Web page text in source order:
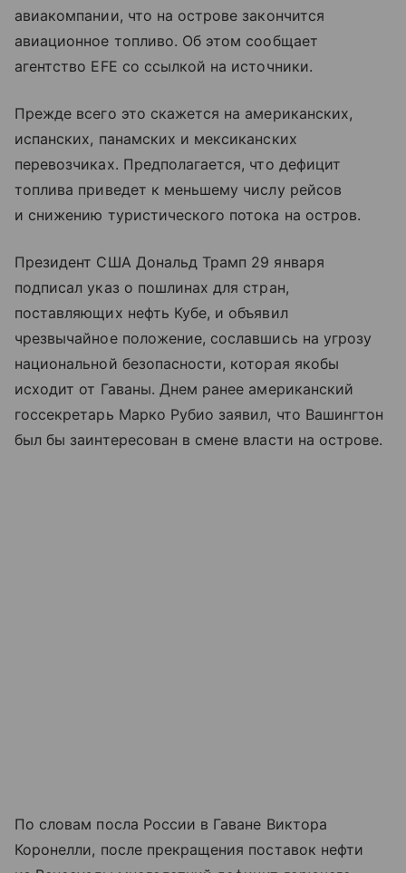
авиакомпании, что на острове закончится
авиационное топливо. Об этом сообщает
агентство EFE со ссылкой на источники.
Прежде всего это скажется на американских,
испанских, панамских и мексиканских
перевозчиках. Предполагается, что дефицит
топлива приведет к меньшему числу рейсов
и снижению туристического потока на остров.
Президент США Дональд Трамп 29 января
подписал указ о пошлинах для стран,
поставляющих нефть Кубе, и объявил
чрезвычайное положение, сославшись на угрозу
национальной безопасности, которая якобы
исходит от Гаваны. Днем ранее американский
госсекретарь Марко Рубио заявил, что Вашингтон
был бы заинтересован в смене власти на острове.
По словам посла России в Гаване Виктора
Коронелли, после прекращения поставок нефти